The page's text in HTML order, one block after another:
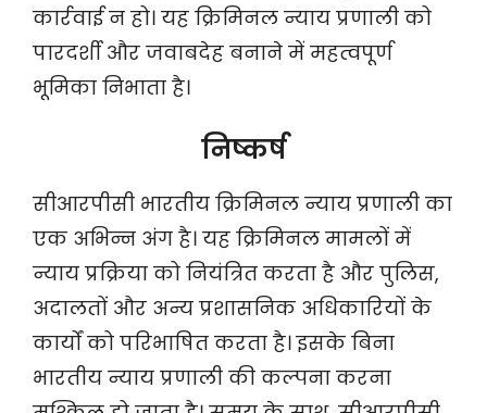
कार्रवाई न हो। यह क्रिमिनल न्याय प्रणाली को
पारदर्शी और जवाबदेह बनाने में महत्वपूर्ण
भूमिका निभाता है।
निष्कर्ष
सीआरपीसी भारतीय क्रिमिनल न्याय प्रणाली का
एक अभिन्न अंग है। यह क्रिमिनल मामलों में
न्याय प्रक्रिया को नियंत्रित करता है और पुलिस,
अदालतों और अन्य प्रशासनिक अधिकारियों के
कार्यों को परिभाषित करता है। इसके बिना
भारतीय न्याय प्रणाली की कल्पना करना